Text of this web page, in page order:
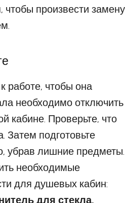
произвести замену
работе, чтобы она
необходимо отключить
кабине. Проверьте, что
Затем подготовьте
убрав лишние предметы.
необходимые
для душевых кабин:
для стекла,